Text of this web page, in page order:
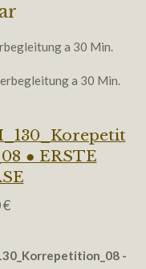
a 30 Min.
a 30 Min.
● ERSTE
-